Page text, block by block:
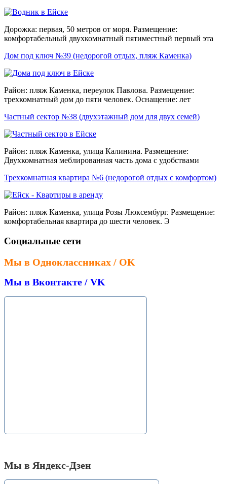
Дорожка: первая, 50 метров от моря. Размещение:
комфортабельный двухкомнатный пятиместный первый эта
Дом под ключ №39 (недорогой отдых, пляж Каменка)
Район: пляж Каменка, переулок Павлова. Размещение:
трехкомнатный дом до пяти человек. Оснащение: лет
Частный сектор №38 (двухэтажный дом для двух семей)
Район: пляж Каменка, улица Калинина. Размещение:
Двухкомнатная меблированная часть дома с удобствами
Трехкомнатная квартира №6 (недорогой отдых с комфортом)
Район: пляж Каменка, улица Розы Люксембург. Размещение:
комфортабельная квартира до шести человек. Э
Социальные сети
Мы в Одноклассниках / OK
Мы в Вконтакте / VK
Мы в Яндекс-Дзен